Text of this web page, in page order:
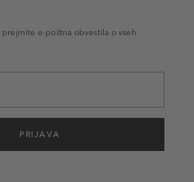
prejmite e-poštna obvestila o vseh
PRIJAVA